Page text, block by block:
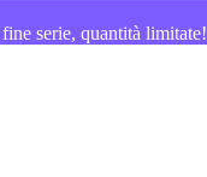
serie, quantità limitate!